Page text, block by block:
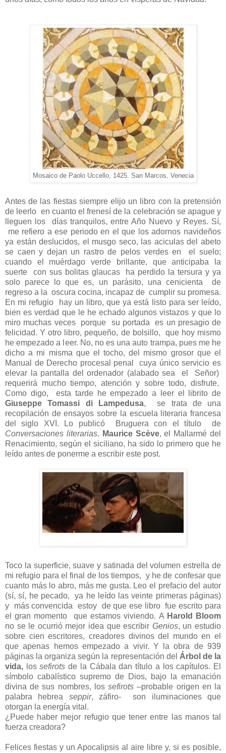
Mosaico de Paolo Uccello, 1425. San Marcos, Venecia
Antes de las fiestas siempre elijo un libro con la pretensión
de leerlo en cuanto el frenesí de la celebración se apague y
lleguen los
días tranquilos, entre Año Nuevo y Reyes. Sí,
me refiero a ese periodo en el que los adornos navideños
ya están deslucidos, el musgo seco, las aciculas del abeto
se caen y dejan un rastro de pelos verdes en
el suelo;
cuando el muérdago verde brillante, que anticipaba la
suerte
con sus bolitas glaucas
ha perdido la tersura y ya
solo parece lo que es, un parásito, una cenicienta
de
regreso a la oscura cocina, incapaz de cumplir su promesa.
En mi refugio
hay un libro, que ya está listo para ser leído,
bien es verdad que le he echado algunos vistazos y que lo
miro muchas veces
porque su portada
es un presagio de
felicidad. Y otro libro, pequeño, de bolsillo, que hoy mismo
he empezado a leer. No, no es una auto trampa, pues me he
dicho a mi misma que el tocho, del mismo grosor que el
Manual de Derecho procesal penalcuya único servicio es
elevar la pantalla del ordenador (alabado sea
el
Señor)
requerirá mucho tiempo, atención y sobre todo, disfrute.
Como digo, esta tarde he empezado a leer el librito de
Giuseppe Tomassi di Lampedusa,
se trata de una
recopilación de ensayos sobre la escuela literaria francesa
del siglo XVI. Lo publicó
Bruguera con el título
de
Conversaciones literarias. Maurice Scève, el Mallarmé del
Renacimiento, según el siciliano, ha sido lo primero que he
leído antes de ponerme a escribir este post.
Toco la superficie, suave y satinada del volumen estrella de
mi refugio para el final de los tiempos, y he de confesar que
cuanto más lo abro, más me gusta. Leo el prefacio del autor
(sí, sí, he pecado, ya he leído las veinte primeras páginas)
y más convencida estoy de que ese libro fue escrito para
el gran momento
que estamos viviendo. A Harold Bloom
no se le ocurrió mejor idea que escribir Genios, un estudio
sobre cien escritores, creadores divinos del mundo en el
que apenas hemos empezado a vivir. Y la obra de 939
páginas la organiza según la representación del Árbol de la
vida, lossefirots de la Cábala dan título a los capítulos. El
símbolo cabalístico supremo de Dios, bajo la emanación
divina de sus nombres, lossefirots –probable origen en la
palabra hebrea seppir, záfiro-
son iluminaciones que
otorgan la energía vital.
¿Puede haber mejor refugio que tener entre las manos tal
fuerza creadora?
Felices fiestas y un Apocalipsis al aire libre y, si es posible,